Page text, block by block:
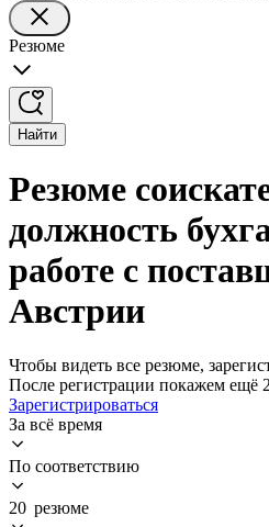
Резюме
Найти
Резюме
должность
работе с
Австрии
Чтобы видеть все резюме,
После регистрации покажем ещё
Зарегистрироваться
За всё время
По соответствию
20 резюме